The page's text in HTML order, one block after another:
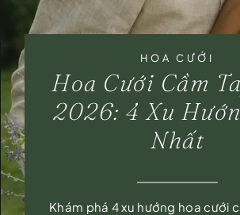
HOA CƯỚI
Hoa Cưới Cầm
2026: 4 Xu
Nhất
Khám phá 4 xu hướng hoa cưới